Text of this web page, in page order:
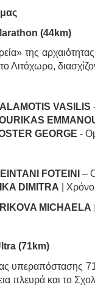
(44km)
της
Λιτόχωρο,
VASILIS
GEORGE -
FOTEINI
–
DIMITRA |
MICHAELA
(71km)
υπεραπόστασης
πλευρά και το